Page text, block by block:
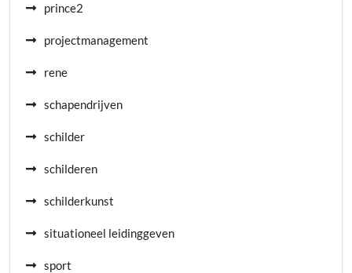
prince2
projectmanagement
rene
schapendrijven
schilder
schilderen
schilderkunst
situationeel leidinggeven
sport